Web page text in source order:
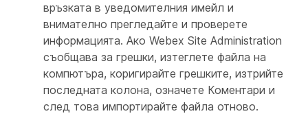
връзката в уведомителния имейл и
внимателно прегледайте и проверете
информацията. Ако Webex Site Administration
съобщава за грешки, изтеглете файла на
компютъра, коригирайте грешките, изтрийте
последната колона, означете Коментари и
след това импортирайте файла отново.